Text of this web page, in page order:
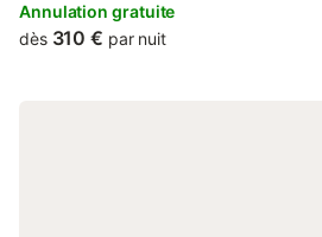
Route des vins d'Alsace offers
Orschwiller.
Annulation gratuite
dès 310 € par nuit